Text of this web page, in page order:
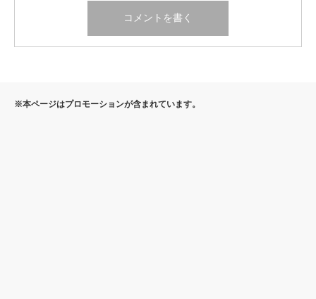
※本ページはプロモーションが含まれています。